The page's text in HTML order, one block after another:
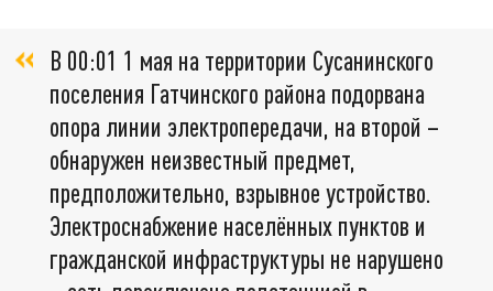
В 00:01 1 мая на территории Сусанинского
поселения Гатчинского района подорвана
опора линии электропередачи, на второй –
обнаружен неизвестный предмет,
предположительно, взрывное устройство.
Электроснабжение населённых пунктов и
гражданской инфраструктуры не нарушено